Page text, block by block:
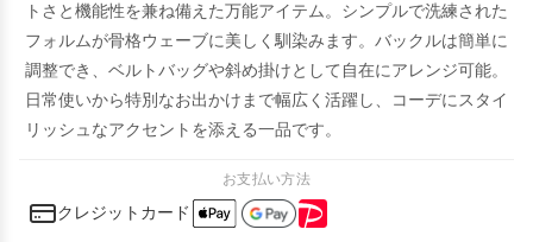
トさと機能性を兼ね備えた万能アイテム。シンプルで洗練された
フォルムが骨格ウェーブに美しく馴染みます。バックルは簡単に
調整でき、ベルトバッグや斜め掛けとして自在にアレンジ可能。
日常使いから特別なお出かけまで幅広く活躍し、コーデにスタイ
リッシュなアクセントを添える一品です。
お支払い方法
クレジットカード